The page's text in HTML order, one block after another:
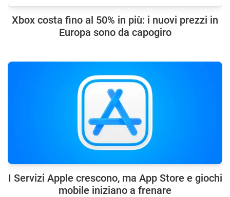
Xbox costa fino al 50% in più: i nuovi prezzi in
Europa sono da capogiro
I Servizi Apple crescono, ma App Store e giochi
mobile iniziano a frenare